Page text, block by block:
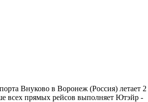
Внуково в Воронеж (Россия) летает 2
всех прямых рейсов выполняет Ютэйр -